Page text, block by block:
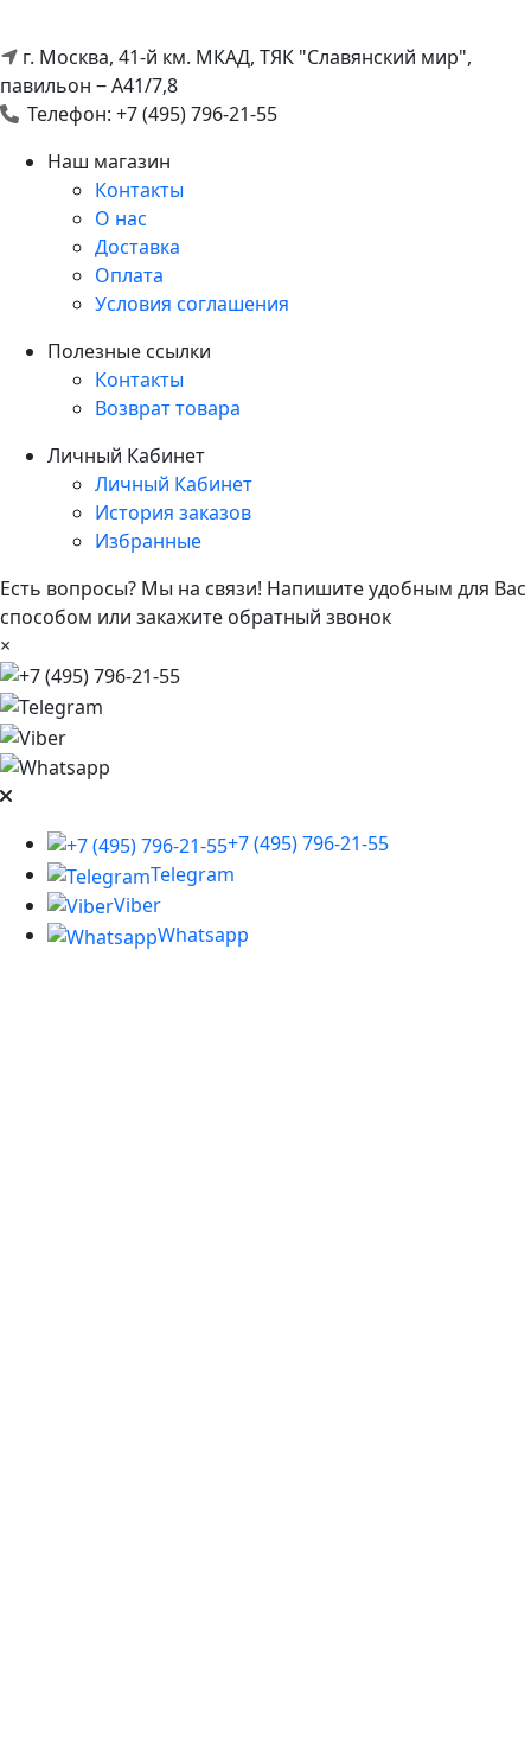
г. Москва, 41-й км. МКАД, ТЯК "Славянский мир",
павильон ‒ А41/7,8
Телефон: +7 (495) 796-21-55
Наш магазин
Контакты
О нас
Доставка
Оплата
Условия соглашения
Полезные ссылки
Контакты
Возврат товара
Личный Кабинет
Личный Кабинет
История заказов
Избранные
Есть вопросы? Мы на связи! Напишите удобным для Вас
способом или закажите обратный звонок
×
+7 (495) 796-21-55
Telegram
Viber
Whatsapp